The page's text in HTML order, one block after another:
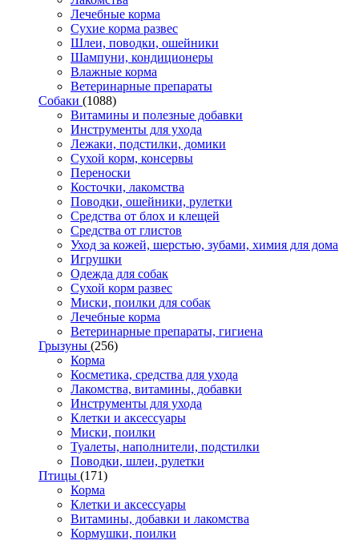
Лечебные корма
Сухие корма развес
Шлеи, поводки, ошейники
Шампуни, кондиционеры
Влажные корма
Ветеринарные препараты
Собаки (1088)
Витамины и полезные добавки
Инструменты для ухода
Лежаки, подстилки, домики
Сухой корм, консервы
Переноски
Косточки, лакомства
Поводки, ошейники, рулетки
Средства от блох и клещей
Средства от глистов
Уход за кожей, шерстью, зубами, химия для дома
Игрушки
Одежда для собак
Сухой корм развес
Миски, поилки для собак
Лечебные корма
Ветеринарные препараты, гигиена
Грызуны (256)
Корма
Косметика, средства для ухода
Лакомства, витамины, добавки
Инструменты для ухода
Клетки и аксессуары
Миски, поилки
Туалеты, наполнители, подстилки
Поводки, шлеи, рулетки
Птицы (171)
Корма
Клетки и аксессуары
Витамины, добавки и лакомства
Кормушки, поилки